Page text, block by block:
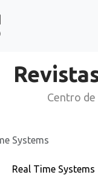
Centro de
Systems
Real Time Systems